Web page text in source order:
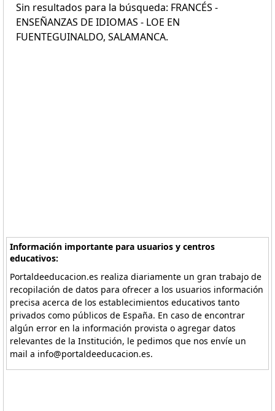
Sin resultados para la búsqueda: FRANCÉS -
ENSEÑANZAS DE IDIOMAS - LOE EN
FUENTEGUINALDO, SALAMANCA.
Información importante para usuarios y centros
educativos:
Portaldeeducacion.es realiza diariamente un gran trabajo de
recopilación de datos para ofrecer a los usuarios información
precisa acerca de los establecimientos educativos tanto
privados como públicos de España. En caso de encontrar
algún error en la información provista o agregar datos
relevantes de la Institución, le pedimos que nos envíe un
mail a info@portaldeeducacion.es.